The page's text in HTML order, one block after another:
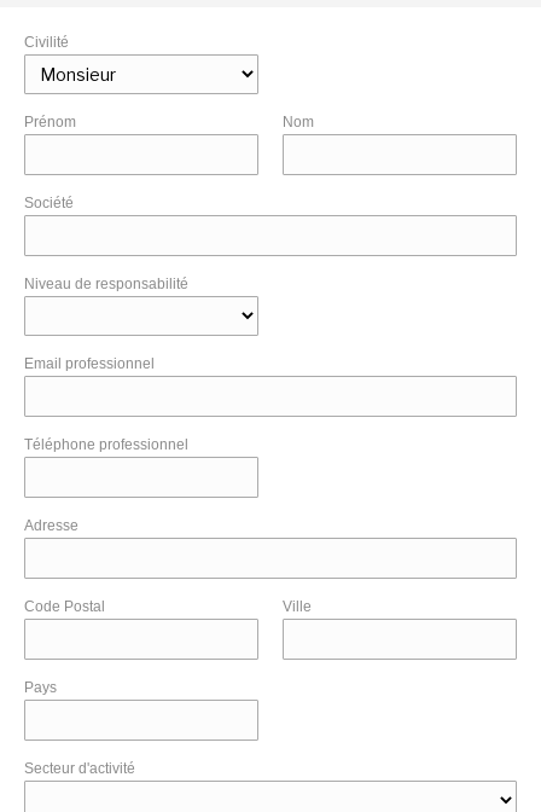
Civilité
Prénom Nom
Société
Niveau de responsabilité
Email professionnel
Téléphone professionnel
Adresse
Code Postal Ville
Pays
Secteur d'activité